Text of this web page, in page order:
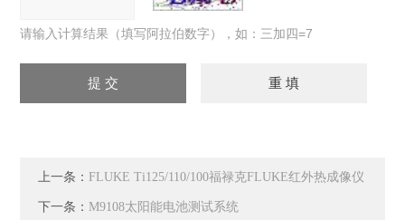
请输入计算结果（填写阿拉伯数字），如：三加四=7
上一条： FLUKE Ti125/110/100福禄克FLUKE红外热成像仪
下一条： M9108太阳能电池测试系统